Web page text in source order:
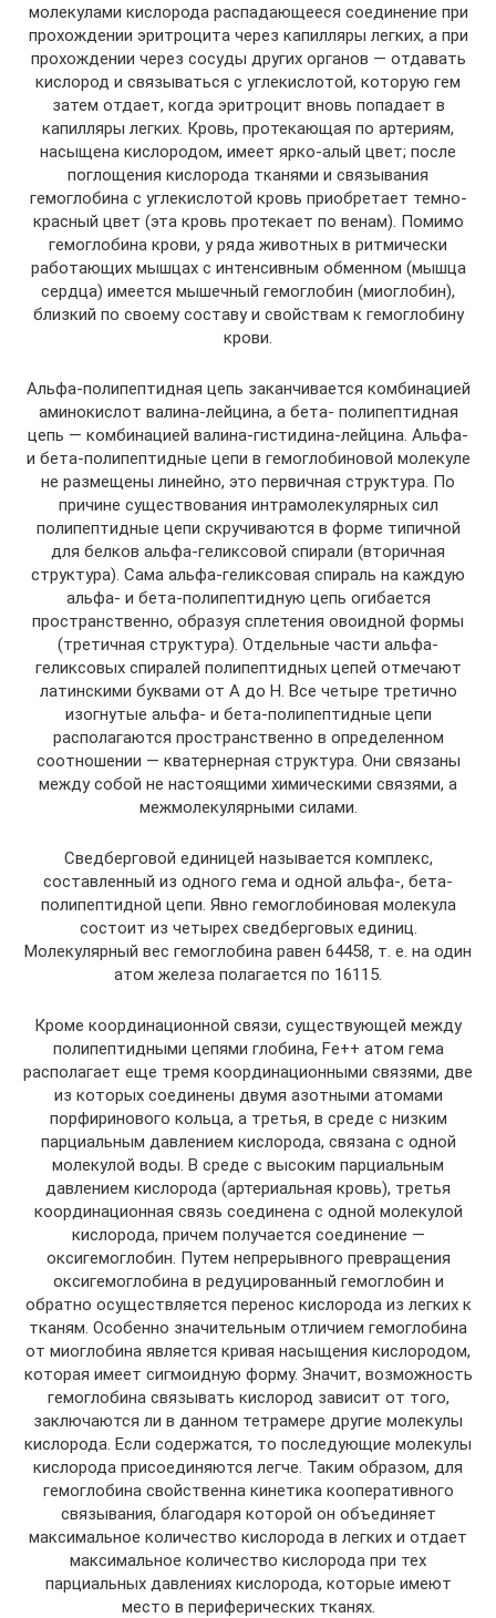
молекулами кислорода распадающееся соединение при
прохождении эритроцита через капилляры легких, а при
прохождении через сосуды других органов — отдавать
кислород и связываться с углекислотой, которую гем
затем отдает, когда эритроцит вновь попадает в
капилляры легких. Кровь, протекающая по артериям,
насыщена кислородом, имеет ярко-алый цвет; после
поглощения кислорода тканями и связывания
гемоглобина с углекислотой кровь приобретает темно-
красный цвет (эта кровь протекает по венам). Помимо
гемоглобина крови, у ряда животных в ритмически
работающих мышцах с интенсивным обменном (мышца
сердца) имеется мышечный гемоглобин (миоглобин),
близкий по своему составу и свойствам к гемоглобину
крови.
Альфа-полипептидная цепь заканчивается комбинацией
аминокислот валина-лейцина, а бета- полипептидная
цепь — комбинацией валина-гистидина-лейцина. Альфа-
и бета-полипептидные цепи в гемоглобиновой молекуле
не размещены линейно, это первичная структура. По
причине существования интрамолекулярных сил
полипептидные цепи скручиваются в форме типичной
для белков альфа-геликсовой спирали (вторичная
структура). Сама альфа-геликсовая спираль на каждую
альфа- и бета-полипептидную цепь огибается
пространственно, образуя сплетения овоидной формы
(третичная структура). Отдельные части альфа-
геликсовых спиралей полипептидных цепей отмечают
латинскими буквами от А до Н. Все четыре третично
изогнутые альфа- и бета-полипептидные цепи
располагаются пространственно в определенном
соотношении — кватернерная структура. Они связаны
между собой не настоящими химическими связями, а
межмолекулярными силами.
Сведберговой единицей называется комплекс,
составленный из одного гема и одной альфа-, бета-
полипептидной цепи. Явно гемоглобиновая молекула
состоит из четырех сведберговых единиц.
Молекулярный вес гемоглобина равен 64458, т. е. на один
атом железа полагается по 16115.
Кроме координационной связи, существующей между
полипептидными цепями глобина, Fe++ атом гема
располагает еще тремя координационными связями, две
из которых соединены двумя азотными атомами
порфиринового кольца, а третья, в среде с низким
парциальным давлением кислорода, связана с одной
молекулой воды. В среде с высоким парциальным
давлением кислорода (артериальная кровь), третья
координационная связь соединена с одной молекулой
кислорода, причем получается соединение —
оксигемоглобин. Путем непрерывного превращения
оксигемоглобина в редуцированный гемоглобин и
обратно осуществляется перенос кислорода из легких к
тканям. Особенно значительным отличием гемоглобина
от миоглобина является кривая насыщения кислородом,
которая имеет сигмоидную форму. Значит, возможность
гемоглобина связывать кислород зависит от того,
заключаются ли в данном тетрамере другие молекулы
кислорода. Если содержатся, то последующие молекулы
кислорода присоединяются легче. Таким образом, для
гемоглобина свойственна кинетика кооперативного
связывания, благодаря которой он объединяет
максимальное количество кислорода в легких и отдает
максимальное количество кислорода при тех
парциальных давлениях кислорода, которые имеют
место в периферических тканях.